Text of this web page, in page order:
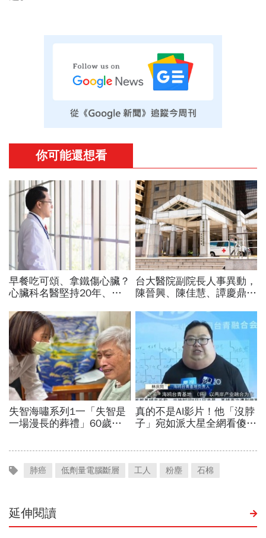
肺癌 低劑量電腦斷層 工人 粉塵 石棉
延伸閱讀